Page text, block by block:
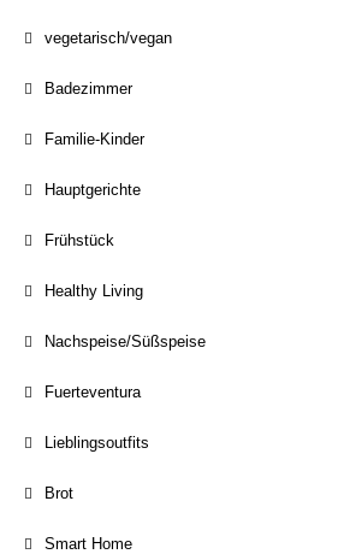
vegetarisch/vegan
Badezimmer
Familie-Kinder
Hauptgerichte
Frühstück
Healthy Living
Nachspeise/Süßspeise
Fuerteventura
Lieblingsoutfits
Brot
Smart Home